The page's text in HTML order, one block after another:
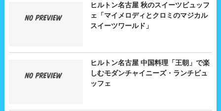
ヒルトン名古屋 秋のスイーツビュッフ
ェ「マイメロディとクロミのマジカル
スイーツワールド」
ヒルトン名古屋 中国料理「王朝」で楽
しむモダンチャイニーズ・ランチビュ
ッフェ